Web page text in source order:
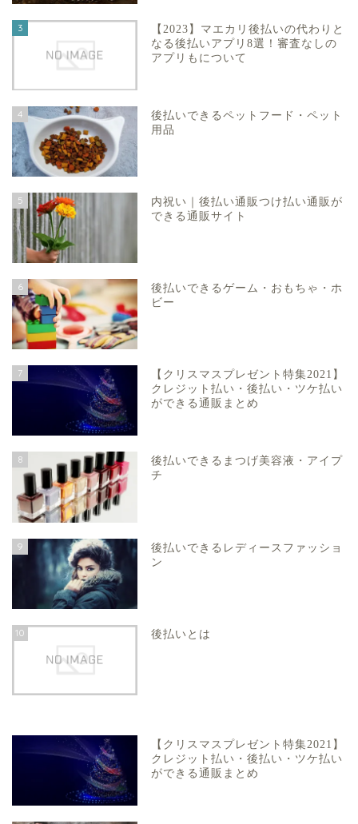
3
【2023】マエカリ後払いの代わりと
なる後払いアプリ8選！審査なしの
アプリもについて
4
後払いできるペットフード・ペット
用品
5
内祝い｜後払い通販つけ払い通販が
できる通販サイト
6
後払いできるゲーム・おもちゃ・ホ
ビー
7
【クリスマスプレゼント特集2021】
クレジット払い・後払い・ツケ払い
ができる通販まとめ
8
後払いできるまつげ美容液・アイプ
チ
9
後払いできるレディースファッショ
ン
10 後払いとは
【クリスマスプレゼント特集2021】
クレジット払い・後払い・ツケ払い
ができる通販まとめ